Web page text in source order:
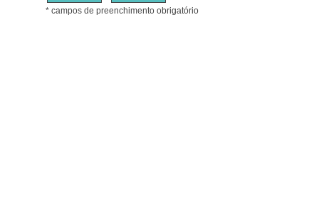
* campos de preenchimento obrigatório